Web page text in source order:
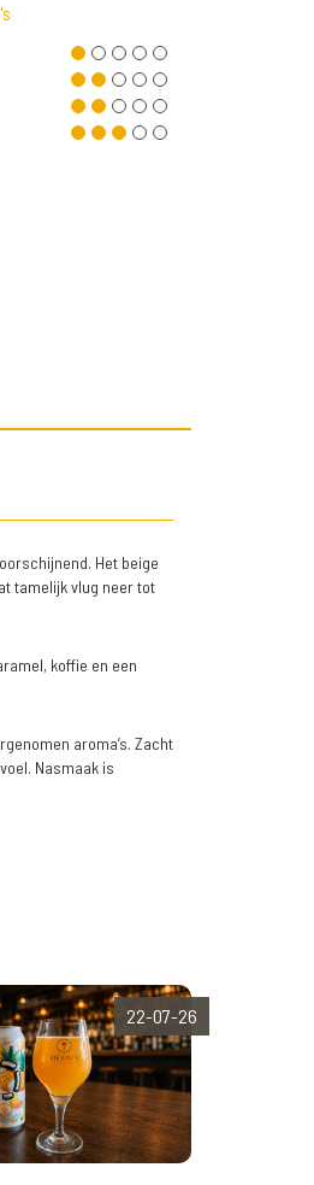
Het beige
tamelijk vlug neer tot
koffie en een
aroma’s. Zacht
Nasmaak is
22-07-26